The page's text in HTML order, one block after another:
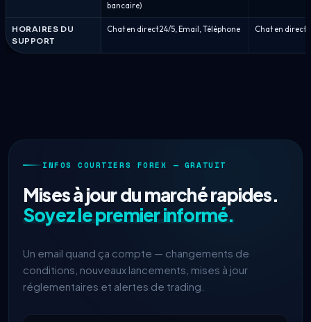
bancaire)
HORAIRES DU
SUPPORT
Chat en direct 24/5, Email, Téléphone Chat en direct
INFOS COURTIERS FOREX — GRATUIT
Mises à jour du marché rapides.
Soyez le premier informé.
Un email quand ça compte — changements de
conditions, nouveaux lancements, mises à jour
réglementaires et alertes de trading.